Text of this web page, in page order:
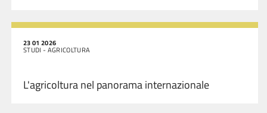
23 01 2026
STUDI - AGRICOLTURA
L'agricoltura nel panorama internazionale